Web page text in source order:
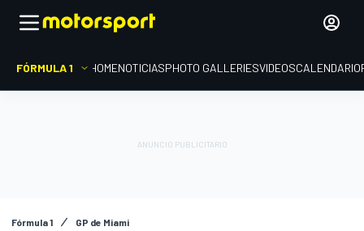
FÓRMULA 1 HOMENOTICIASPHOTO GALLERIESVIDEOSCALENDARIO
Fórmula 1 GP de Miami